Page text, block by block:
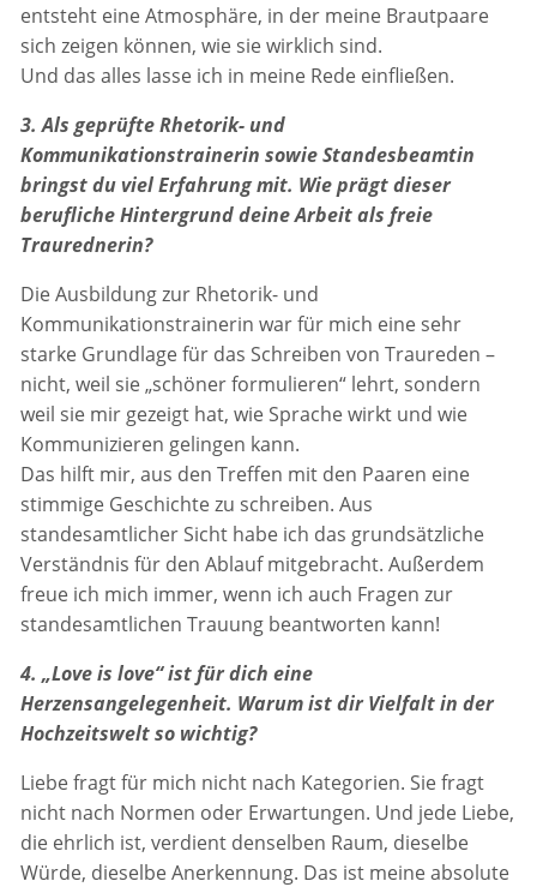
entsteht eine Atmosphäre, in der meine Brautpaare
sich zeigen können, wie sie wirklich sind.
Und das alles lasse ich in meine Rede einfließen.
3. Als geprüfte Rhetorik- und
Kommunikationstrainerin sowie Standesbeamtin
bringst du viel Erfahrung mit. Wie prägt dieser
berufliche Hintergrund deine Arbeit als freie
Traurednerin?
Die Ausbildung zur Rhetorik- und
Kommunikationstrainerin war für mich eine sehr
starke Grundlage für das Schreiben von Traureden –
nicht, weil sie „schöner formulieren“ lehrt, sondern
weil sie mir gezeigt hat, wie Sprache wirkt und wie
Kommunizieren gelingen kann.
Das hilft mir, aus den Treffen mit den Paaren eine
stimmige Geschichte zu schreiben. Aus
standesamtlicher Sicht habe ich das grundsätzliche
Verständnis für den Ablauf mitgebracht. Außerdem
freue ich mich immer, wenn ich auch Fragen zur
standesamtlichen Trauung beantworten kann!
4. „Love is love“ ist für dich eine
Herzensangelegenheit. Warum ist dir Vielfalt in der
Hochzeitswelt so wichtig?
Liebe fragt für mich nicht nach Kategorien. Sie fragt
nicht nach Normen oder Erwartungen. Und jede Liebe,
die ehrlich ist, verdient denselben Raum, dieselbe
Würde, dieselbe Anerkennung. Das ist meine absolute